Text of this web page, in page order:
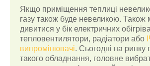
Якщо приміщення теплиці
газу також буде невеликою. Також
дивитися у бік електричних
тепловентилятори, радіатори або
випромінювачі. Сьогодні на ринку
такого обладнання, головне